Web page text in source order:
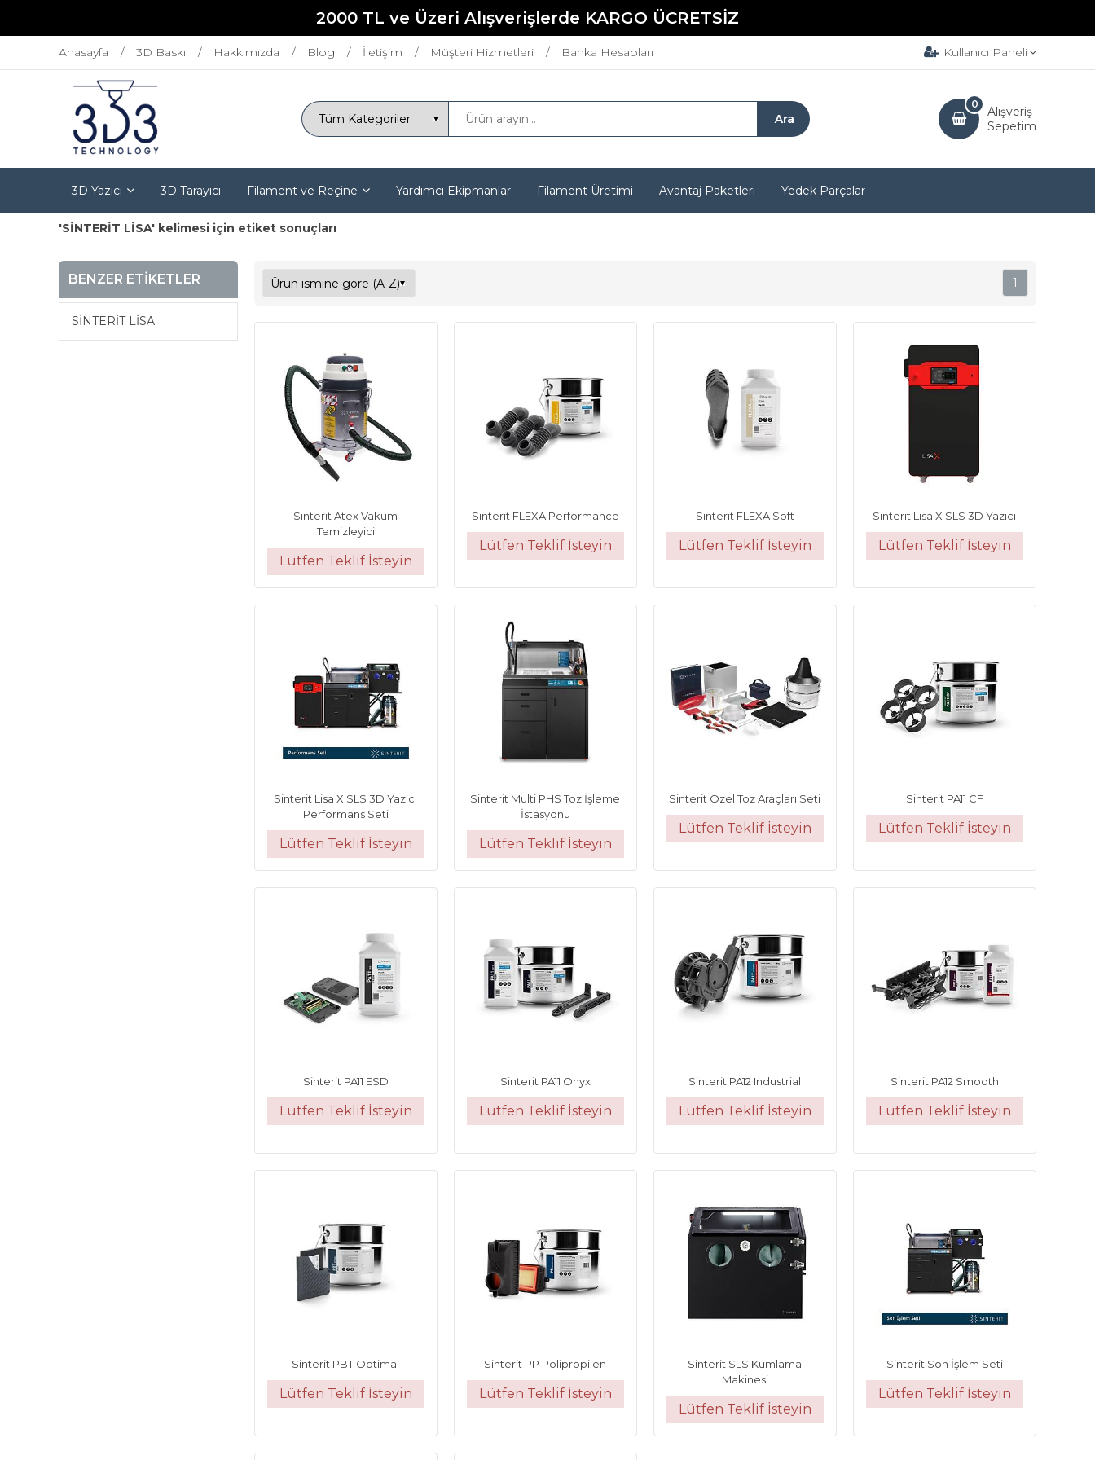
2000 TL ve Üzeri Alışverişlerde KARGO ÜCRETSİZ
Anasayfa 3D Baskı Hakkımızda Blog İletişim Müşteri Hizmetleri Banka Hesapları Kullanıcı Paneli
Alışveriş
Sepetim
0
3D Yazıcı 3D Tarayıcı Filament ve Reçine Yardımcı Ekipmanlar Filament Üretimi Avantaj Paketleri Yedek Parçalar
'SİNTERİT LİSA' kelimesi için etiket sonuçları
BENZER ETIKETLER
SİNTERİT LİSA
1
Sinterit Atex Vakum
Temizleyici
Lütfen Teklif İsteyin
Sinterit FLEXA Performance
Lütfen Teklif İsteyin
Sinterit FLEXA Soft
Lütfen Teklif İsteyin
Sinterit Lisa X SLS 3D Yazıcı
Lütfen Teklif İsteyin
Sinterit Lisa X SLS 3D Yazıcı
Performans Seti
Lütfen Teklif İsteyin
Sinterit Multi PHS Toz İşleme
İstasyonu
Lütfen Teklif İsteyin
Sinterit Özel Toz Araçları Seti
Lütfen Teklif İsteyin
Sinterit PA11 CF
Lütfen Teklif İsteyin
Sinterit PA11 ESD
Lütfen Teklif İsteyin
Sinterit PA11 Onyx
Lütfen Teklif İsteyin
Sinterit PA12 Industrial
Lütfen Teklif İsteyin
Sinterit PA12 Smooth
Lütfen Teklif İsteyin
Sinterit PBT Optimal
Lütfen Teklif İsteyin
Sinterit PP Polipropilen
Lütfen Teklif İsteyin
Sinterit SLS Kumlama
Makinesi
Lütfen Teklif İsteyin
Sinterit Son İşlem Seti
Lütfen Teklif İsteyin